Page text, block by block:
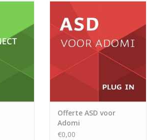
Offerte ASD voor
Adomi
€0,00